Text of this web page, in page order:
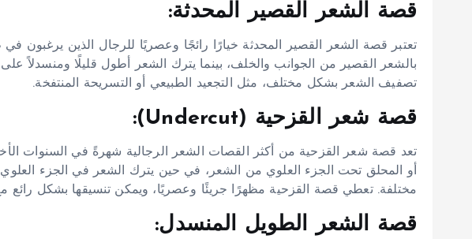
قصة الشعر القصير المحدثة:
تعتبر قصة الشعر القصير المحدثة خيارًا رائجًا وعصريًا للرجال الذين يرغبون
بالشعر القصير من الجوانب والخلف، بينما يترك الشعر أطول قليلًا ومنسدلاً
تصفيف الشعر بشكل مختلف، مثل التجعيد الطبيعي أو التسريحة المنتفخة.
قصة شعر القزحية (Undercut):
تعد قصة شعر القزحية من أكثر القصات الشعر الرجالية شهرةً في السنوات
أو المحلق تحت الجزء العلوي من الشعر، في حين يترك الشعر في الجزء
مختلفة. تعطي قصة القزحية مظهرًا جريئًا وعصريًا، ويمكن تنسيقها بشكل رائع مع
قصة الشعر الطويل المنسدل: